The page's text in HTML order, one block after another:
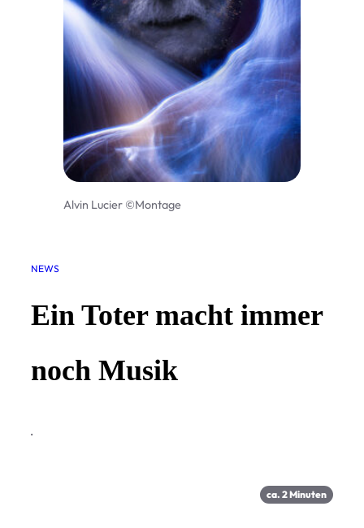
Alvin Lucier ©Montage
NEWS
Ein Toter macht immer
noch Musik
·
ca. 2Minu­ten